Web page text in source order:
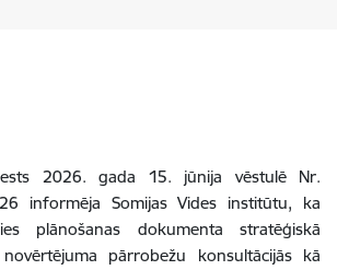
2026. gada 15. jūnija vēstulē Nr.
informēja Somijas Vides institūtu, ka
plānošanas dokumenta stratēģiskā
pārrobežu konsultācijās kā